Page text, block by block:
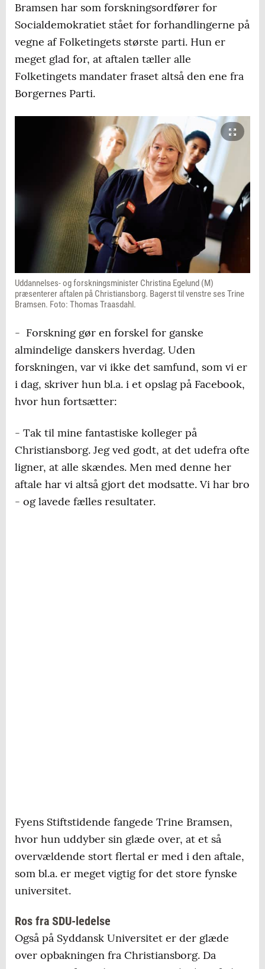
Bramsen har som forskningsordfører for
Socialdemokratiet stået for forhandlingerne på
vegne af Folketingets største parti. Hun er
meget glad for, at aftalen tæller alle
Folketingets mandater fraset altså den ene fra
Borgernes Parti.
Uddannelses- og forskningsminister Christina Egelund (M)
præsenterer aftalen på Christiansborg. Bagerst til venstre ses Trine
Bramsen. Foto: Thomas Traasdahl.
- Forskning gør en forskel for ganske
almindelige danskers hverdag. Uden
forskningen, var vi ikke det samfund, som vi er
i dag, skriver hun bl.a. i et opslag på Facebook,
hvor hun fortsætter:
- Tak til mine fantastiske kolleger på
Christiansborg. Jeg ved godt, at det udefra ofte
ligner, at alle skændes. Men med denne her
aftale har vi altså gjort det modsatte. Vi har bro
- og lavede fælles resultater.
Fyens Stiftstidende fangede Trine Bramsen,
hvor hun uddyber sin glæde over, at et så
overvældende stort flertal er med i den aftale,
som bl.a. er meget vigtig for det store fynske
universitet.
Ros fra SDU-ledelse
Også på Syddansk Universitet er der glæde
over opbakningen fra Christiansborg. Da